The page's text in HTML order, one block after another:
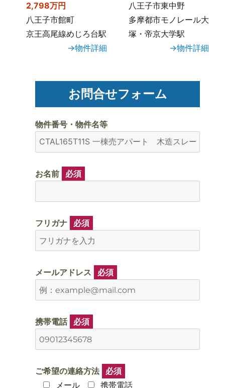
2,798万円
八王子市館町
京王高尾線めじろ台駅
→物件詳細
八王子市東中野
多摩都市モノレール大
塚・帝京大学駅
→物件詳細
お問合せフォーム
物件番号・物件名等
お名前 必須
フリガナ 必須
メールアドレス 必須
携帯電話 必須
ご希望の連絡方法
必須
メール
携帯電話